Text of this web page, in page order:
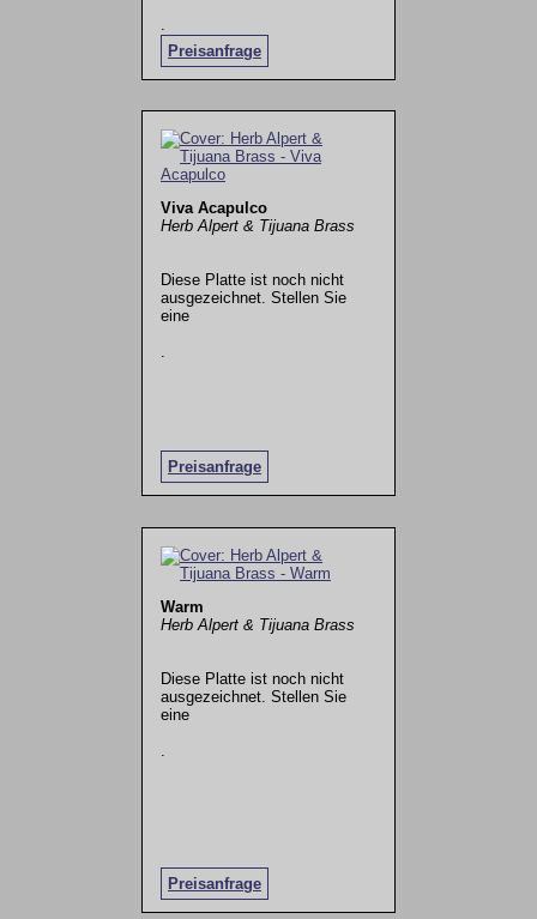
Preisanfrage
.
Viva Acapulco
Herb Alpert & Tijuana Brass
Diese Platte ist noch nicht
ausgezeichnet. Stellen Sie
eine
Preisanfrage
Warm
Herb Alpert & Tijuana Brass
Diese Platte ist noch nicht
ausgezeichnet. Stellen Sie
eine
Preisanfrage